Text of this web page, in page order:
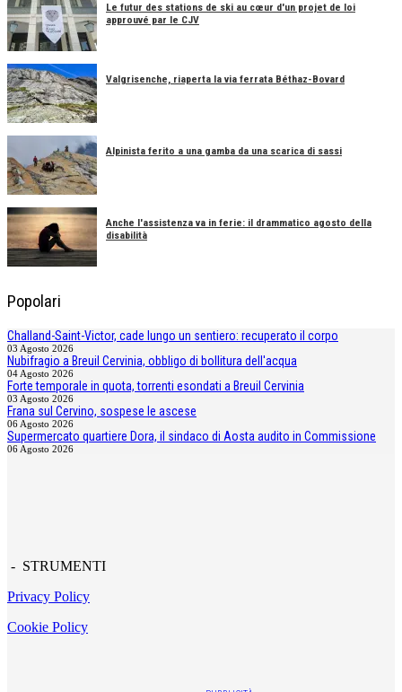
Le futur des stations de ski au cœur d'un projet de loi
approuvé par le CJV
Valgrisenche, riaperta la via ferrata Béthaz-Bovard
Alpinista ferito a una gamba da una scarica di sassi
Anche l'assistenza va in ferie: il drammatico agosto della
disabilità
Popolari
Challand-Saint-Victor, cade lungo un sentiero: recuperato il corpo
03 Agosto 2026
Nubifragio a Breuil Cervinia, obbligo di bollitura dell'acqua
04 Agosto 2026
Forte temporale in quota, torrenti esondati a Breuil Cervinia
03 Agosto 2026
Frana sul Cervino, sospese le ascese
06 Agosto 2026
Supermercato quartiere Dora, il sindaco di Aosta audito in Commissione
06 Agosto 2026
- STRUMENTI
Privacy Policy
Cookie Policy